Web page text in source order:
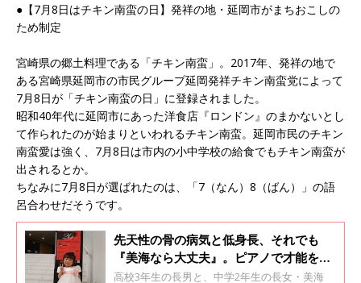
●【7月8日はチキン南蛮の日】発祥の地・延岡市がまちおこしの
ため制定
宮崎県の郷土料理である「チキン南蛮」。2017年、発祥の地で
ある宮崎県延岡市の市民グループ延岡発祥チキン南蛮党によって
7月8日が「チキン南蛮の日」に登録されました。
昭和40年代に延岡市にあった洋食店『ロンドン』のまかないとし
て作られたのが始まりといわれるチキン南蛮。延岡市民のチキン
南蛮愛は強く、7月8日は市内の小中学校の給食でもチキン南蛮が
出されるとか。
ちなみに7月8日が選ばれたのは、「7（なん）8（ばん）」の語
呂合わせだそうです。
先天性の骨の病気と低身長、それでも
『美海なら大丈夫』。ピアノで才能を開
花させた少女【先天性脊椎骨端異形成
高校3年生の長男と、中学2年生の長女・美海